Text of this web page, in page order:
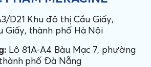
D21 Khu đô thị Cầu Giấy,
Giấy, thành phố Hà Nội
Lô 81A-A4 Bàu Mạc 7, phường
phố Đà Nẵng